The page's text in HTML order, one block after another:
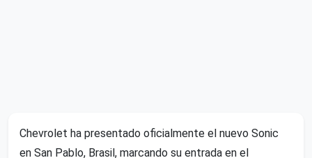
Chevrolet ha presentado oficialmente el nuevo Sonic
en San Pablo, Brasil, marcando su entrada en el